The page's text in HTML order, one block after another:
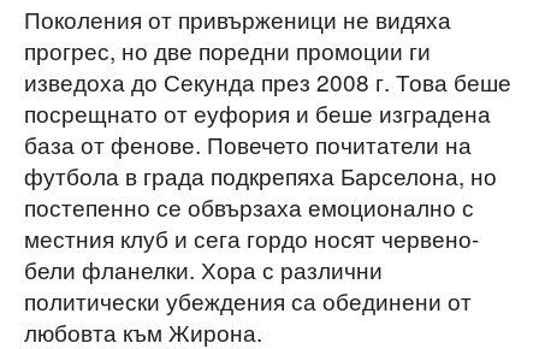
Поколения от привърженици не видяха
прогрес, но две поредни промоции ги
изведоха до Секунда през 2008 г. Това беше
посрещнато от еуфория и беше изградена
база от фенове. Повечето почитатели на
футбола в града подкрепяха Барселона, но
постепенно се обвързаха емоционално с
местния клуб и сега гордо носят червено-
бели фланелки. Хора с различни
политически убеждения са обединени от
любовта към Жирона.